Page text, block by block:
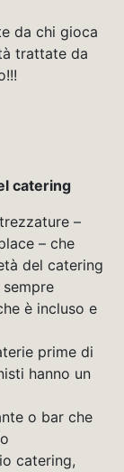
gioca
trattate da
catering
–
– che
del catering
è incluso e
prime di
hanno un
o bar che
catering,